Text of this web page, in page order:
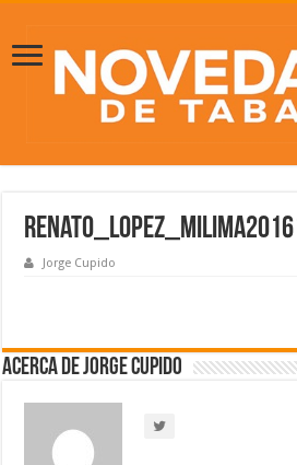
Jorge Cupido
Acerca de Jorge Cupido